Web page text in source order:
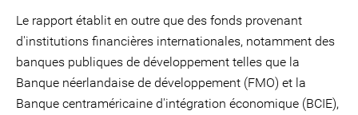
Le rapport établit en outre que des fonds provenant
d'institutions financières internationales, notamment des
banques publiques de développement telles que la
Banque néerlandaise de développement (FMO) et la
Banque centraméricaine d'intégration économique (BCIE),